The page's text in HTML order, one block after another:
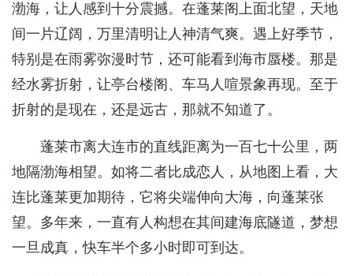
渤海，让人感到十分震撼。在蓬莱阁上面北望，天地
间一片辽阔，万里清明让人神清气爽。遇上好季节，
特别是在雨雾弥漫时节，还可能看到海市蜃楼。那是
经水雾折射，让亭台楼阁、车马人喧景象再现。至于
折射的是现在，还是远古，那就不知道了。
蓬莱市离大连市的直线距离为一百七十公里，两
地隔渤海相望。如将二者比成恋人，从地图上看，大
连比蓬莱更加期待，它将尖端伸向大海，向蓬莱张
望。多年来，一直有人构想在其间建海底隧道，梦想
一旦成真，快车半个多小时即可到达。